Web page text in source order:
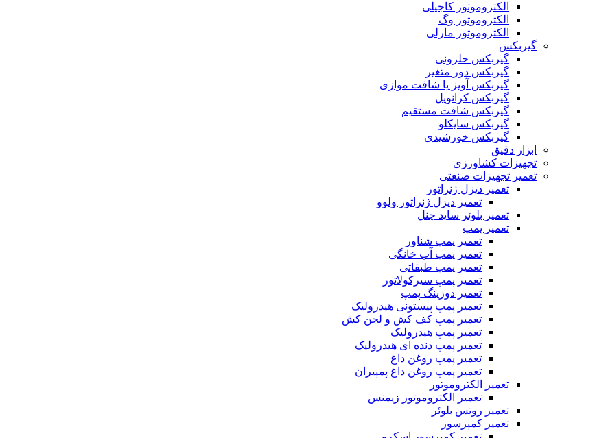
الکتروموتور کاجیلی
الکتروموتور وگ
الکتروموتور مارلی
گیربکس
گیربکس حلزونی
گیربکس دور متغیر
گیربکس آویز یا شافت موازی
گیربکس کرانویل
گیربکس شافت مستقیم
گیربکس سایکلو
گیربکس خورشیدی
ابزار دقیق
تجهیزات کشاورزی
تعمیر تجهیزات صنعتی
تعمیر دیزل ژنراتور
تعمیر دیزل ژنراتور ولوو
تعمیر بلوئر ساید چنل
تعمیر پمپ
تعمیر پمپ شناور
تعمیر پمپ آب خانگی
تعمیر پمپ طبقاتی
تعمیر پمپ سیرکولاتور
تعمیر دوزینگ پمپ
تعمیر پمپ پیستونی هیدرولیک
تعمیر پمپ کف کش و لجن کش
تعمیر پمپ هیدرولیک
تعمیر پمپ دنده ای هیدرولیک
تعمیر پمپ روغن داغ
تعمیر پمپ روغن داغ پمپیران
تعمیر الکتروموتور
تعمیر الکتروموتور زیمنس
تعمیر روتس بلوئر
تعمیر کمپرسور